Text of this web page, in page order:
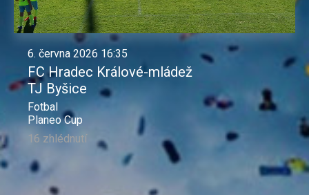
6. června 2026 16:35
FC Hradec Králové-mládež
TJ Byšice
Fotbal
Planeo Cup
16 zhlédnutí